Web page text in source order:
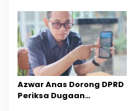
Sektor Jadi Prioritas
Azwar Anas Dorong DPRD
Periksa Dugaan